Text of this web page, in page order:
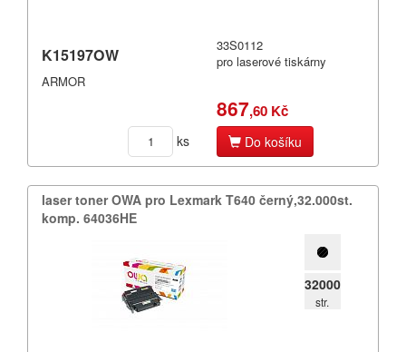
K15197OW
ARMOR
33S0112
pro laserové tiskárny
867,60 Kč
ks Do košíku
laser toner OWA pro Lexmark T640 černý,​32.​000st.​
komp.​ 64036HE
32000
str.